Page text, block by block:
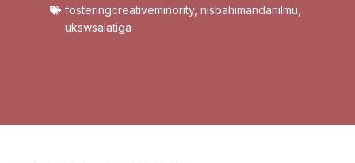
fosteringcreativeminority, nisbahimandanilmu
ukswsalatiga